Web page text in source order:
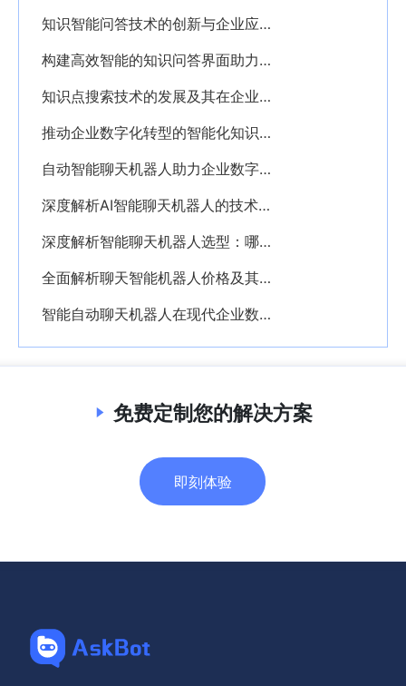
知识智能问答技术的创新与企业应用前景探析
构建高效智能的知识问答界面助力企业数字化转型
知识点搜索技术的发展及其在企业数字化转型中的应用价值
推动企业数字化转型的智能化知识管理解决方案探析
自动智能聊天机器人助力企业数字化转型的创新应用与发展趋势
深度解析AI智能聊天机器人的技术发展与应用前景
深度解析智能聊天机器人选型：哪款产品更适合企业应用
全面解析聊天智能机器人价格及其影响因素分析
智能自动聊天机器人在现代企业数字化转型中的关键作用与应用前景
免费定制您的解决方案
即刻体验